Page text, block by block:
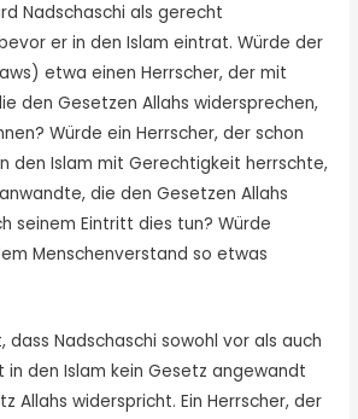
Nadschaschi als gerecht
er in den Islam eintrat. Würde der
etwa einen Herrscher, der mit
den Gesetzen Allahs widersprechen,
Würde ein Herrscher, der schon
den Islam mit Gerechtigkeit herrschte,
die den Gesetzen Allahs
seinem Eintritt dies tun? Würde
Menschenverstand so etwas
dass Nadschaschi sowohl vor als auch
in den Islam kein Gesetz angewandt
Allahs widerspricht. Ein Herrscher, der